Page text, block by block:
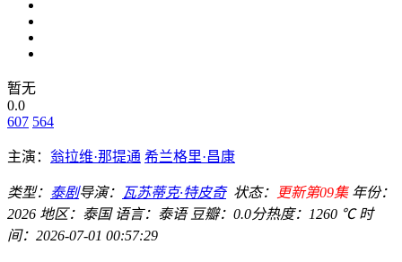
暂无
0.0
607 564
主演： 翁拉维·那提通 希兰格里·昌康
类型： 泰剧导演： 瓦苏蒂克·特皮奇 状态： 更新第09集 年份：
2026 地区： 泰国 语言： 泰语 豆瓣：0.0分热度：1260 ℃ 时
间： 2026-07-01 00:57:29